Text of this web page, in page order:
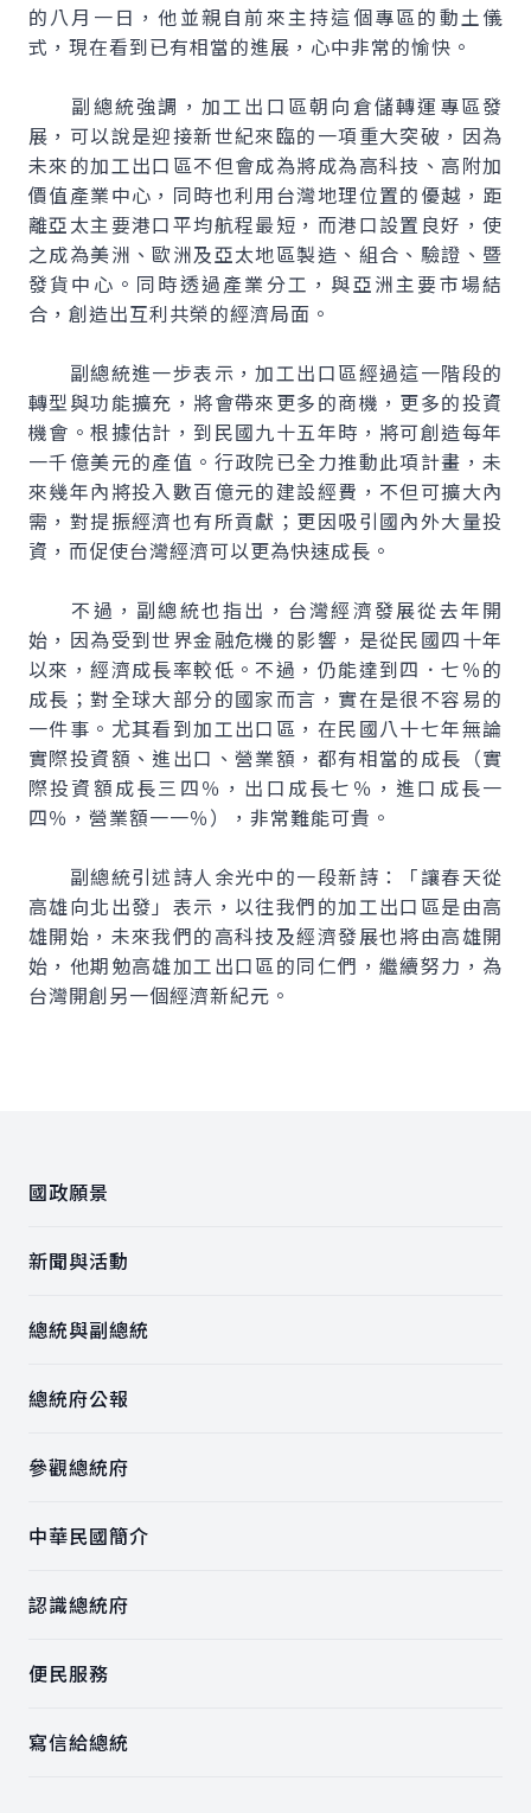
的八月一日，他並親自前來主持這個專區的動土儀
式，現在看到已有相當的進展，心中非常的愉快。
副總統強調，加工出口區朝向倉儲轉運專區發
展，可以說是迎接新世紀來臨的一項重大突破，因為
未來的加工出口區不但會成為將成為高科技、高附加
價值產業中心，同時也利用台灣地理位置的優越，距
離亞太主要港口平均航程最短，而港口設置良好，使
之成為美洲、歐洲及亞太地區製造、組合、驗證、暨
發貨中心。同時透過產業分工，與亞洲主要市場結
合，創造出互利共榮的經濟局面。
副總統進一步表示，加工出口區經過這一階段的
轉型與功能擴充，將會帶來更多的商機，更多的投資
機會。根據估計，到民國九十五年時，將可創造每年
一千億美元的產值。行政院已全力推動此項計畫，未
來幾年內將投入數百億元的建設經費，不但可擴大內
需，對提振經濟也有所貢獻；更因吸引國內外大量投
資，而促使台灣經濟可以更為快速成長。
不過，副總統也指出，台灣經濟發展從去年開
始，因為受到世界金融危機的影響，是從民國四十年
以來，經濟成長率較低。不過，仍能達到四．七％的
成長；對全球大部分的國家而言，實在是很不容易的
一件事。尤其看到加工出口區，在民國八十七年無論
實際投資額、進出口、營業額，都有相當的成長（實
際投資額成長三四％，出口成長七％，進口成長一
四％，營業額一一％），非常難能可貴。
副總統引述詩人余光中的一段新詩：「讓春天從
高雄向北出發」表示，以往我們的加工出口區是由高
雄開始，未來我們的高科技及經濟發展也將由高雄開
始，他期勉高雄加工出口區的同仁們，繼續努力，為
台灣開創另一個經濟新紀元。
國政願景
新聞與活動
總統與副總統
總統府公報
參觀總統府
中華民國簡介
認識總統府
便民服務
寫信給總統